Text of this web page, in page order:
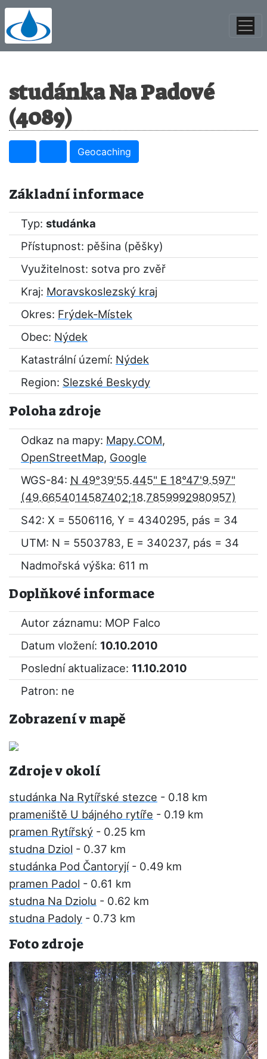
studánka Na Padové
(4089)
Geocaching
Základní informace
Typ: studánka
Přístupnost: pěšina (pěšky)
Využitelnost: sotva pro zvěř
Kraj: Moravskoslezský kraj
Okres: Frýdek-Místek
Obec: Nýdek
Katastrální území: Nýdek
Region: Slezské Beskydy
Poloha zdroje
Odkaz na mapy: Mapy.COM,
OpenStreetMap, Google
WGS-84: N 49°39'55.445" E 18°47'9.597"
S42: X = 5506116, Y = 4340295, pás = 34
UTM: N = 5503783, E = 340237, pás = 34
Nadmořská výška: 611 m
Doplňkové informace
Autor záznamu: MOP Falco
Datum vložení: 10.10.2010
Poslední aktualizace: 11.10.2010
Patron: ne
Zobrazení v mapě
Zdroje v okolí
studánka Na Rytířské stezce - 0.18 km
prameniště U bájného rytíře - 0.19 km
pramen Rytířský - 0.25 km
studna Dziol - 0.37 km
studánka Pod Čantoryjí- 0.49 km
pramen Padol - 0.61 km
studna Na Dziolu - 0.62 km
studna Padoly - 0.73 km
Foto zdroje